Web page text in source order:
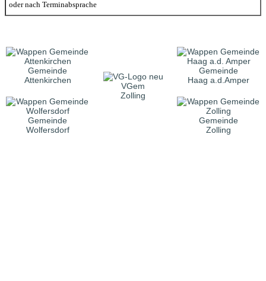
oder nach Terminabsprache
Gemeinde
Attenkirchen
VGem
Zolling
Gemeinde
Haag a.d.Amper
Gemeinde
Wolfersdorf
Gemeinde
Zolling